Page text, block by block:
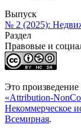
Выпуск
№ 2 (2025):
Раздел
Правовые и
Это
«Attribution-
Некоммерческое
Всемирная.